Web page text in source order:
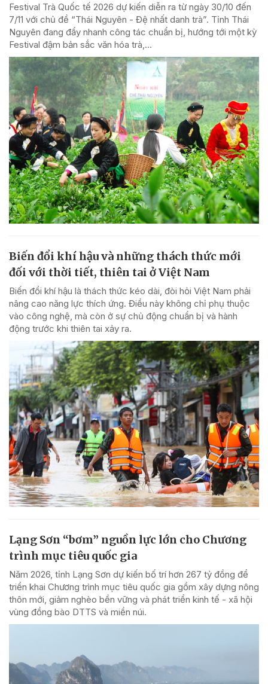
Festival Trà Quốc tế 2026 dự kiến diễn ra từ ngày 30/10 đến
7/11 với chủ đề “Thái Nguyên - Đệ nhất danh trà”. Tỉnh Thái
Nguyên đang đẩy nhanh công tác chuẩn bị, hướng tới một kỳ
Festival đậm bản sắc văn hóa trà,...
Biến đổi khí hậu và những thách thức mới
đối với thời tiết, thiên tai ở Việt Nam
Biến đổi khí hậu là thách thức kéo dài, đòi hỏi Việt Nam phải
nâng cao năng lực thích ứng. Điều này không chỉ phụ thuộc
vào công nghệ, mà còn ở sự chủ động chuẩn bị và hành
động trước khi thiên tai xảy ra.
Lạng Sơn “bơm” nguồn lực lớn cho Chương
trình mục tiêu quốc gia
Năm 2026, tỉnh Lạng Sơn dự kiến bố trí hơn 267 tỷ đồng để
triển khai Chương trình mục tiêu quốc gia gồm xây dựng nông
thôn mới, giảm nghèo bền vững và phát triển kinh tế - xã hội
vùng đồng bào DTTS và miền núi.